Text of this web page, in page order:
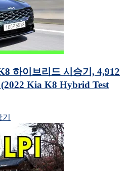
하이브리드 시승기, 4,912
Kia K8 Hybrid Test